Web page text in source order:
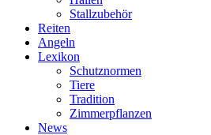
Stallzubehör
Reiten
Angeln
Lexikon
Schutznormen
Tiere
Tradition
Zimmerpflanzen
News